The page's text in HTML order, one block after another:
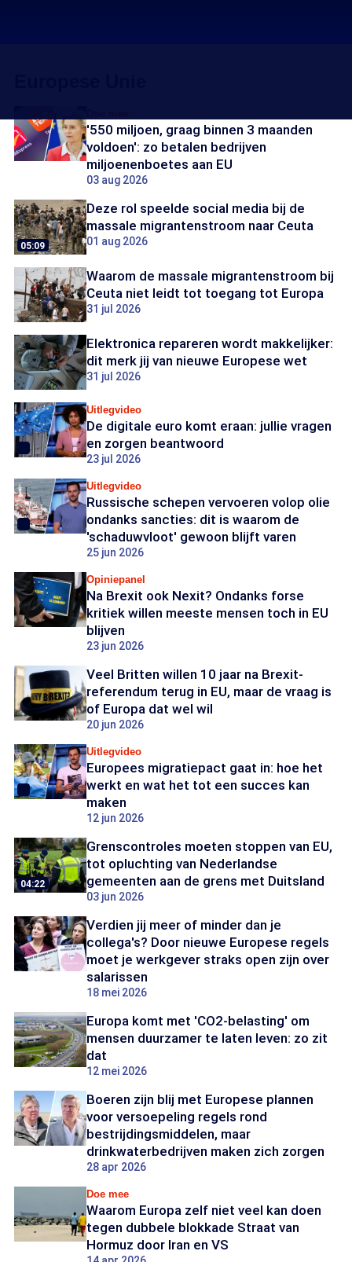
'550 miljoen, graag binnen 3 maanden
voldoen': zo betalen bedrijven
miljoenenboetes aan EU
03 aug 2026
05:09
Deze rol speelde social media bij de
massale migrantenstroom naar Ceuta
01 aug 2026
Waarom de massale migrantenstroom bij
Ceuta niet leidt tot toegang tot Europa
31 jul 2026
Elektronica repareren wordt makkelijker:
dit merk jij van nieuwe Europese wet
31 jul 2026
Uitlegvideo
De digitale euro komt eraan: jullie vragen
en zorgen beantwoord
23 jul 2026
Uitlegvideo
Russische schepen vervoeren volop olie
ondanks sancties: dit is waarom de
'schaduwvloot' gewoon blijft varen
25 jun 2026
Opiniepanel
Na Brexit ook Nexit? Ondanks forse
kritiek willen meeste mensen toch in EU
blijven
23 jun 2026
Veel Britten willen 10 jaar na Brexit-
referendum terug in EU, maar de vraag is
of Europa dat wel wil
20 jun 2026
Uitlegvideo
Europees migratiepact gaat in: hoe het
werkt en wat het tot een succes kan
maken
12 jun 2026
04:22
Grenscontroles moeten stoppen van EU,
tot opluchting van Nederlandse
gemeenten aan de grens met Duitsland
03 jun 2026
Verdien jij meer of minder dan je
collega's? Door nieuwe Europese regels
moet je werkgever straks open zijn over
salarissen
18 mei 2026
Europa komt met 'CO2-belasting' om
mensen duurzamer te laten leven: zo zit
dat
12 mei 2026
Boeren zijn blij met Europese plannen
voor versoepeling regels rond
bestrijdingsmiddelen, maar
drinkwaterbedrijven maken zich zorgen
28 apr 2026
Doe mee
Waarom Europa zelf niet veel kan doen
tegen dubbele blokkade Straat van
Hormuz door Iran en VS